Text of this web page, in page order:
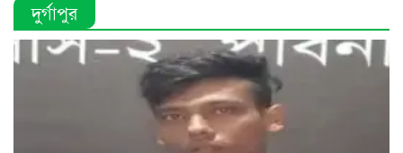
দুর্গাপুর